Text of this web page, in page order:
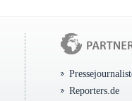
Reporters.de